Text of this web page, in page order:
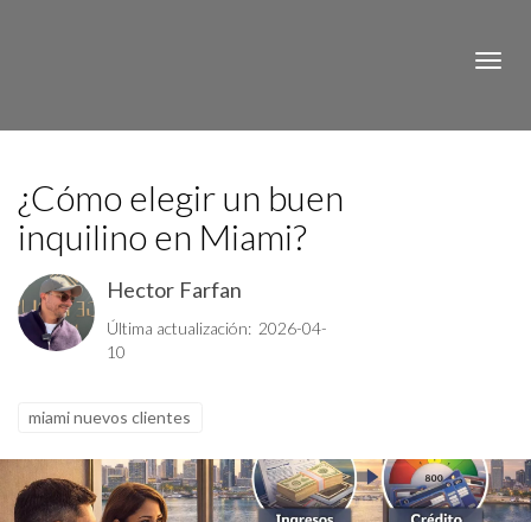
¿Cómo elegir un buen
inquilino en Miami?
Hector Farfan
Última actualización: 2026-04-
10
miami nuevos clientes